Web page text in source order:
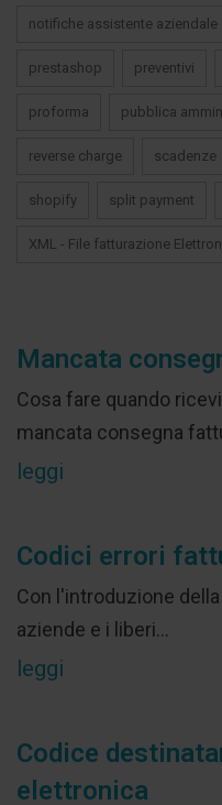
notifiche assistente aziendale
prestashop preventivi
proforma pubblica
reverse charge scadenze
shopify split payment
XML - File fatturazione
Mancata
Cosa fare quando
mancata consegna
leggi
Codici errori
Con l'introduzione
aziende e i liberi...
leggi
Codice
elettronica